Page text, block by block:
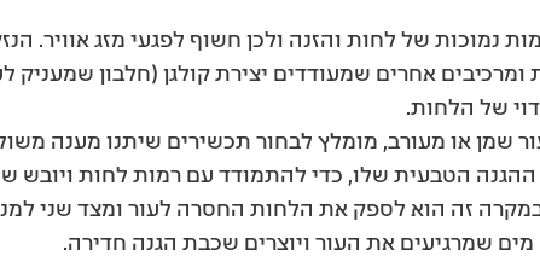
נמוכות של לחות והזנה ולכן חשוף לפגעי מזג אוויר.
ומרכיבים אחרים שמעודדים יצירת קולגן (חלבון
של הלחות.
שמן או מעורב, מומלץ לבחור תכשירים שיתנו מענה
הטבעית שלו, כדי להתמודד עם רמות לחות ויובש
זה הוא לספק את הלחות החסרה לעור ומצד שני
שמרגיעים את העור ויוצרים שכבת הגנה חדירה.